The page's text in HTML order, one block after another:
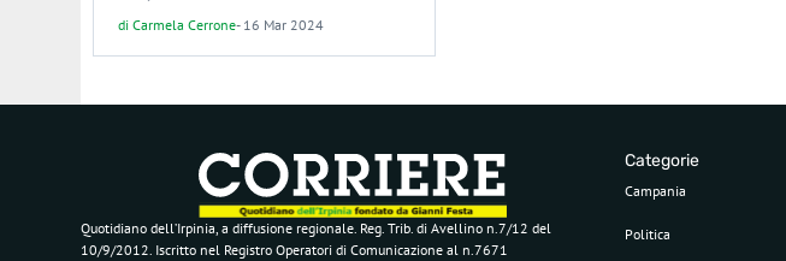
di Carmela Cerrone- 16 Mar 2024
Quotidiano dell’Irpinia, a diffusione regionale. Reg. Trib. di Avellino n.7/12 del
10/9/2012. Iscritto nel Registro Operatori di Comunicazione al n.7671
Categorie
Campania
Politica